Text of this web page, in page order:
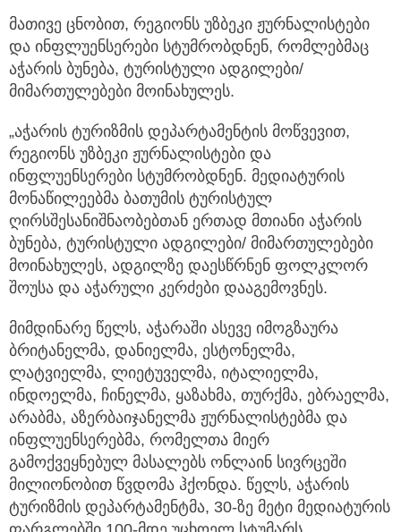
მათივე ცნობით, რეგიონს უზბეკი ჟურნალისტები
და ინფლუენსერები სტუმრობდნენ, რომლებმაც
აჭარის ბუნება, ტურისტული ადგილები/
მიმართულებები მოინახულეს.
„აჭარის ტურიზმის დეპარტამენტის მოწვევით,
რეგიონს უზბეკი ჟურნალისტები და
ინფლუენსერები სტუმრობდნენ. მედიატურის
მონაწილეებმა ბათუმის ტურისტულ
ღირსშესანიშნაობებთან ერთად მთიანი აჭარის
ბუნება, ტურისტული ადგილები/ მიმართულებები
მოინახულეს, ადგილზე დაესწრნენ ფოლკლორ
შოუსა და აჭარული კერძები დააგემოვნეს.
მიმდინარე წელს, აჭარაში ასევე იმოგზაურა
ბრიტანელმა, დანიელმა, ესტონელმა,
ლატვიელმა, ლიეტუველმა, იტალიელმა,
ინდოელმა, ჩინელმა, ყაზახმა, თურქმა, ებრაელმა,
არაბმა, აზერბაიჯანელმა ჟურნალისტებმა და
ინფლუენსერებმა, რომელთა მიერ
გამოქვეყნებულ მასალებს ონლაინ სივრცეში
მილიონობით წვდომა ჰქონდა. წელს, აჭარის
ტურიზმის დეპარტამენტმა, 30-ზე მეტი მედიატურის